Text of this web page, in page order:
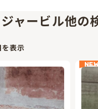
ャービル他の
を表示